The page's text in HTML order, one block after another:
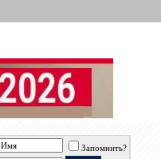
Запомнить?